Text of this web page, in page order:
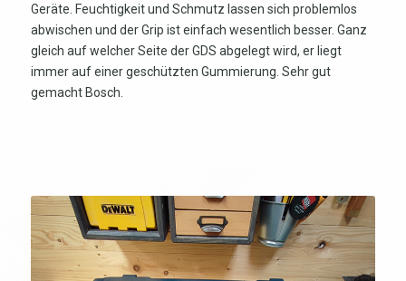
Geräte. Feuchtigkeit und Schmutz lassen sich problemlos
abwischen und der Grip ist einfach wesentlich besser. Ganz
gleich auf welcher Seite der GDS abgelegt wird, er liegt
immer auf einer geschützten Gummierung. Sehr gut
gemacht Bosch.